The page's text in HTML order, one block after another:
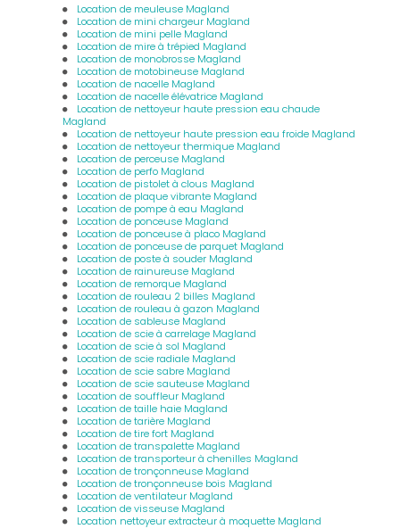
Location de meuleuse Magland
Location de mini chargeur Magland
Location de mini pelle Magland
Location de mire à trépied Magland
Location de monobrosse Magland
Location de motobineuse Magland
Location de nacelle Magland
Location de nacelle élévatrice Magland
Location de nettoyeur haute pression eau chaude
Magland
Location de nettoyeur haute pression eau froide Magland
Location de nettoyeur thermique Magland
Location de perceuse Magland
Location de perfo Magland
Location de pistolet à clous Magland
Location de plaque vibrante Magland
Location de pompe à eau Magland
Location de ponceuse Magland
Location de ponceuse à placo Magland
Location de ponceuse de parquet Magland
Location de poste à souder Magland
Location de rainureuse Magland
Location de remorque Magland
Location de rouleau 2 billes Magland
Location de rouleau à gazon Magland
Location de sableuse Magland
Location de scie à carrelage Magland
Location de scie à sol Magland
Location de scie radiale Magland
Location de scie sabre Magland
Location de scie sauteuse Magland
Location de souffleur Magland
Location de taille haie Magland
Location de tarière Magland
Location de tire fort Magland
Location de transpalette Magland
Location de transporteur à chenilles Magland
Location de tronçonneuse Magland
Location de tronçonneuse bois Magland
Location de ventilateur Magland
Location de visseuse Magland
Location nettoyeur extracteur à moquette Magland